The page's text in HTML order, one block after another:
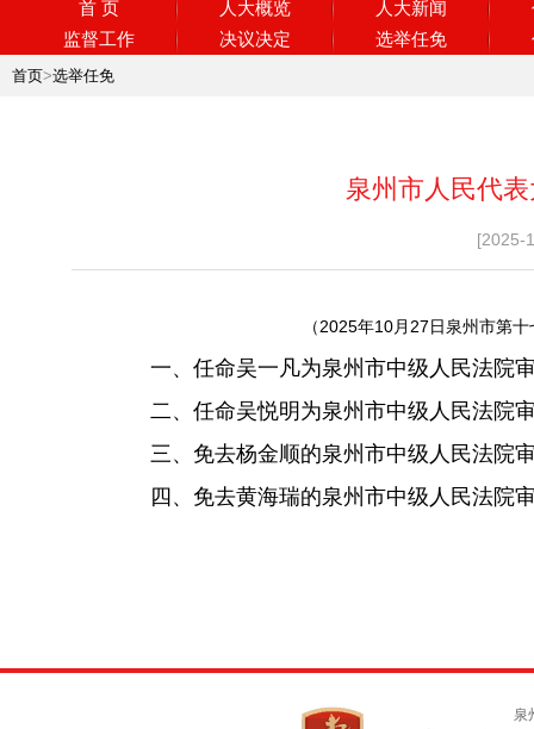
首 页 人大概览 人大新闻
监督工作
决议决定 选举任免
首页>选举任免
泉州市人民代
[2025-
（2025年10月27日泉州市第
一、任命吴一凡为泉州市中级人民法院
二、任命吴悦明为泉州市中级人民法院
三、免去杨金顺的泉州市中级人民法院
四、免去黄海瑞的泉州市中级人民法院
泉